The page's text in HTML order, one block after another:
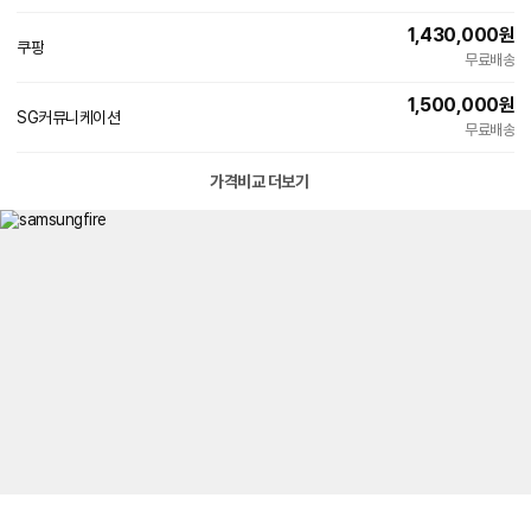
쿠팡
1,430,000원
무료배송
SG커뮤니케이션
1,500,000원
무료배송
가격비교 더보기